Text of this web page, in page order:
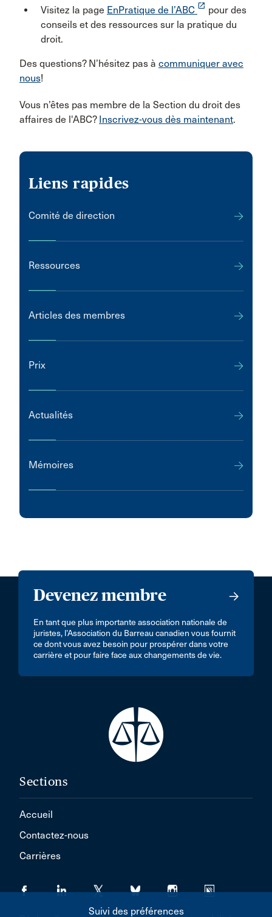
Visitez la page EnPratique de l’ABC launch pour des
conseils et des ressources sur la pratique du
droit.
Des questions? N’hésitez pas à communiquer avec
nous!
Vous n’êtes pas membre de la Section du droit des
affaires de l'ABC? Inscrivez-vous dès maintenant.
Liens rapides
Comité de direction
Ressources
Articles des membres
Prix
Actualités
Mémoires
Devenez membre
En tant que plus importante association nationale de
juristes, l’Association du Barreau canadien vous fournit
ce dont vous avez besoin pour prospérer dans votre
carrière et pour faire face aux changements de vie.
Sections
Accueil
Contactez-nous
Carrières
Suivi des préférences